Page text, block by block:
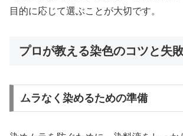
目的に応じて選ぶことが大切です。
プロが教える染色のコツと失
ムラなく染めるための準備